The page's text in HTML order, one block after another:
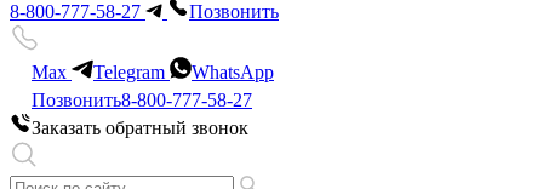
8-800-777-58-27
Позвонить
Max Telegram
WhatsApp
Позвонить8-800-777-58-27
Заказать обратный звонок